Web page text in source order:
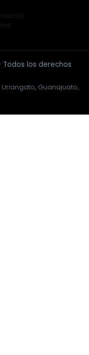
Todos los derechos
Guanajuato,